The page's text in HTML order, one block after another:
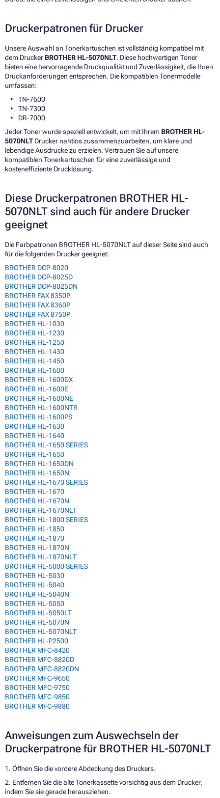
Druckerpatronen für Drucker
Unsere Auswahl an Tonerkartuschen ist vollständig kompatibel mit
dem Drucker BROTHER HL-5070NLT. Diese hochwertigen Toner
bieten eine hervorragende Druckqualität und Zuverlässigkeit, die Ihren
Druckanforderungen entsprechen. Die kompatiblen Tonermodelle
umfassen:
TN-7600
TN-7300
DR-7000
Jeder Toner wurde speziell entwickelt, um mit Ihrem BROTHER HL-
5070NLTDrucker nahtlos zusammenzuarbeiten, um klare und
lebendige Ausdrucke zu erzielen. Vertrauen Sie auf unsere
kompatiblen Tonerkartuschen für eine zuverlässige und
kosteneffiziente Drucklösung.
Diese Druckerpatronen BROTHER HL-
5070NLT sind auch für andere Drucker
geeignet
Die Farbpatronen BROTHER HL-5070NLT auf dieser Seite sind auch
für die folgenden Drucker geeignet:
BROTHER DCP-8020
BROTHER DCP-8025D
BROTHER DCP-8025DN
BROTHER FAX 8350P
BROTHER FAX 8360P
BROTHER FAX 8750P
BROTHER HL-1030
BROTHER HL-1230
BROTHER HL-1250
BROTHER HL-1430
BROTHER HL-1450
BROTHER HL-1600
BROTHER HL-1600DX
BROTHER HL-1600E
BROTHER HL-1600NE
BROTHER HL-1600NTR
BROTHER HL-1600PS
BROTHER HL-1630
BROTHER HL-1640
BROTHER HL-1650 SERIES
BROTHER HL-1650
BROTHER HL-1650DN
BROTHER HL-1650N
BROTHER HL-1670 SERIES
BROTHER HL-1670
BROTHER HL-1670N
BROTHER HL-1670NLT
BROTHER HL-1800 SERIES
BROTHER HL-1850
BROTHER HL-1870
BROTHER HL-1870N
BROTHER HL-1870NLT
BROTHER HL-5000 SERIES
BROTHER HL-5030
BROTHER HL-5040
BROTHER HL-5040N
BROTHER HL-5050
BROTHER HL-5050LT
BROTHER HL-5070N
BROTHER HL-5070NLT
BROTHER HL-P2500
BROTHER MFC-8420
BROTHER MFC-8820D
BROTHER MFC-8820DN
BROTHER MFC-9650
BROTHER MFC-9750
BROTHER MFC-9850
BROTHER MFC-9880
Anweisungen zum Auswechseln der
Druckerpatrone für BROTHER HL-5070NLT
1. Öffnen Sie die vordere Abdeckung des Druckers.
2. Entfernen Sie die alte Tonerkassette vorsichtig aus dem Drucker,
indem Sie sie gerade herausziehen.